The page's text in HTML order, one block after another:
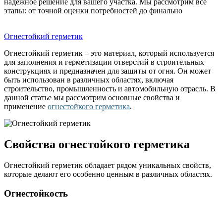
надежное решение для вашего участка. Мы рассмотрим все
этапы: от точной оценки потребностей до финально
Огнестойкий герметик
Огнестойкий герметик – это материал, который используется
для заполнения и герметизации отверстий в строительных
конструкциях и предназначен для защиты от огня. Он может
быть использован в различных областях, включая
строительство, промышленность и автомобильную отрасль. В
данной статье мы рассмотрим основные свойства и
применение огнестойкого герметика.
Свойства огнестойкого герметика
Огнестойкий герметик обладает рядом уникальных свойств,
которые делают его особенно ценным в различных областях.
Огнестойкость